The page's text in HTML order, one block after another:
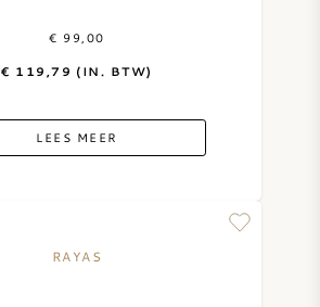
€ 99,00
€ 119,79 (IN. BTW)
LEES MEER
RAYAS